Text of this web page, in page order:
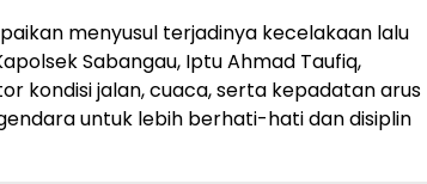
menyusul terjadinya kecelakaan lalu
Sabangau, Iptu Ahmad Taufiq,
kondisi jalan, cuaca, serta kepadatan arus
untuk lebih berhati-hati dan disiplin